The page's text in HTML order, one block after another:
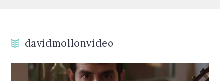
davidmollonvideo